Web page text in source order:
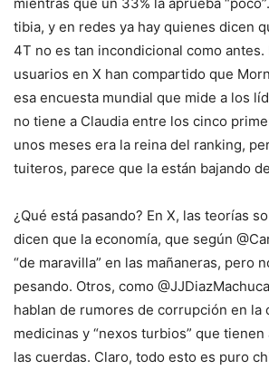
tibia, y en redes ya hay quienes dicen
4T no es tan incondicional como antes.
usuarios en X han compartido que
esa encuesta mundial que mide a los
no tiene a Claudia entre los cinco
unos meses era la reina del ranking,
tuiteros, parece que la están bajando
¿Qué está pasando? En X, las teorías
dicen que la economía, que según
“de maravilla” en las mañaneras, pero
pesando. Otros, como
hablan de rumores de corrupción en la
medicinas y “nexos turbios” que
las cuerdas. Claro, todo esto es puro